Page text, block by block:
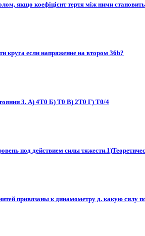
якщо коефіцієнт тертя між ними
круга если напряжение на втором 36b?
3. А) 4Т0 Б) Т0 В) 2Т0 Г) Т0/4
под действием силы
привязаны к динамометру д. какую силу